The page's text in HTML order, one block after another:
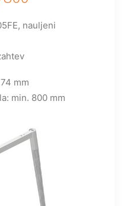
nauljeni
mm
min. 800 mm